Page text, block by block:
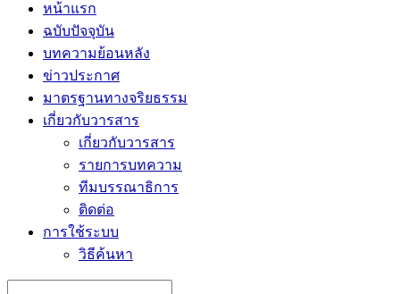
หน้าแรก
ฉบับปัจจุบัน
บทความย้อนหลัง
ข่าวประกาศ
มาตรฐานทางจริยธรรม
เกี่ยวกับวารสาร
เกี่ยวกับวารสาร
รายการบทความ
ทีมบรรณาธิการ
ติดต่อ
การใช้ระบบ
วิธีค้นหา